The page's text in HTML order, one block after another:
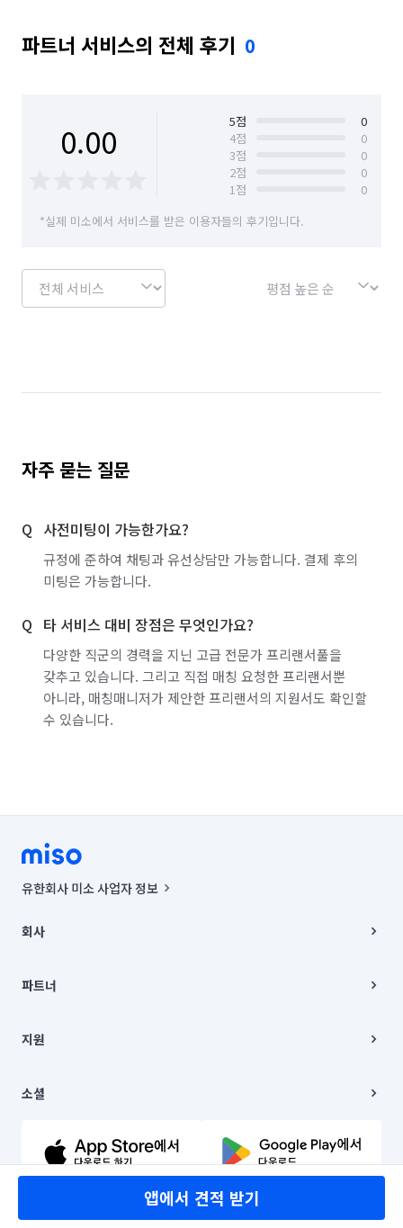
파트너 서비스의 전체 후기 0
0.00 5점
0
4점
0
3점
0
2점
0
1점
0
*실제 미소에서 서비스를 받은 이용자들의 후기입니다.
자주 묻는 질문
사전미팅이 가능한가요?
규정에 준하여 채팅과 유선상담만 가능합니다. 결제 후의
미팅은 가능합니다.
타 서비스 대비 장점은 무엇인가요?
다양한 직군의 경력을 지닌 고급 전문가 프리랜서풀을
갖추고 있습니다. 그리고 직접 매칭 요청한 프리랜서뿐
아니라, 매칭매니저가 제안한 프리랜서의 지원서도 확인할
수 있습니다.
앱에서 견적 받기
유한회사 미소 사업자 정보
00019 |
주소 | 본사: 서울특별시 종로구 율곡로 6(중학동, 트윈트리빌딩) B동 5층
컨택센터 : 서울특별시 종로구 수송동 율곡로 24, 7층, 8층 미소
상품, 상품정보, 거래에 관한 의무와 책임은 거래당사자에게 있습니다.
언론 보도 관련 문의:
© 유한회사 미소. Miso, Inc. All Rights Reserved.
회사
채용
파트너
이사
지원
이용약관
문의하기
소셜
유튜브